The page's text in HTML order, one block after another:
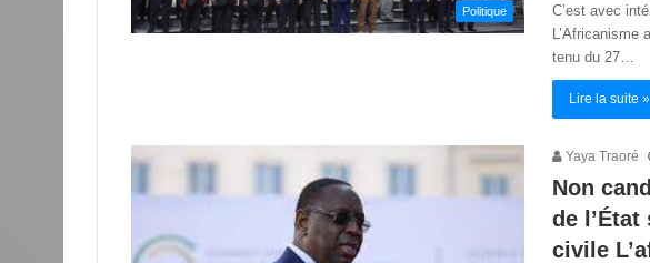
Politique
C’est avec
tenu du 27…
Lire la suite »
Yaya Traoré
Non
de
civile